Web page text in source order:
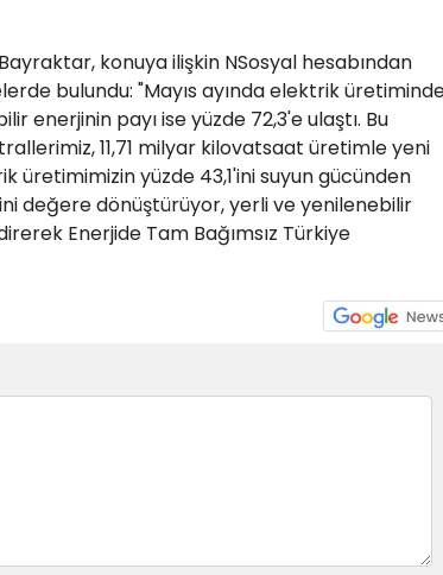
konuya ilişkin NSosyal hesabından
bulundu: "Mayıs ayında elektrik
enerjinin payı ise yüzde 72,3'e ulaştı. Bu
11,71 milyar kilovatsaat üretimle yeni
yüzde 43,1'ini suyun gücünden
değere dönüştürüyor, yerli ve yenilenebilir
Enerjide Tam Bağımsız Türkiye